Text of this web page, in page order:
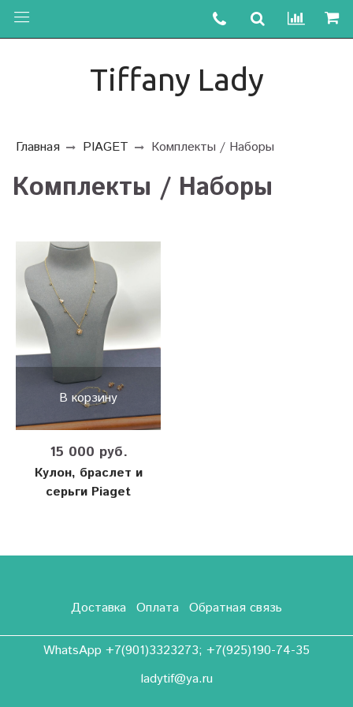
Tiffany Lady
Главная PIAGET Комплекты / Наборы
Комплекты / Наборы
В корзину
15 000 руб.
Кулон, браслет и
серьги Piaget
Доставка Оплата Обратная связь
WhatsApp +7(901)3323273; +7(925)190-74-35
ladytif@ya.ru